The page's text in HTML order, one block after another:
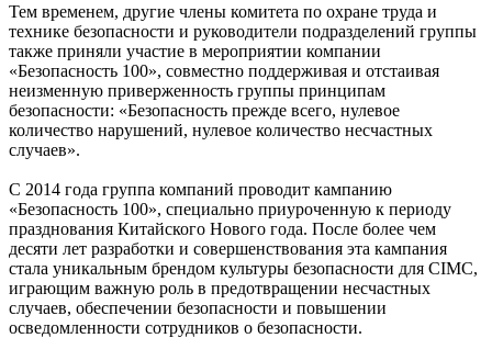
Тем временем, другие члены комитета по охране труда и
технике безопасности и руководители подразделений группы
также приняли участие в мероприятии компании
«Безопасность 100», совместно поддерживая и отстаивая
неизменную приверженность группы принципам
безопасности: «Безопасность прежде всего, нулевое
количество нарушений, нулевое количество несчастных
случаев».
С 2014 года группа компаний проводит кампанию
«Безопасность 100», специально приуроченную к периоду
празднования Китайского Нового года. После более чем
десяти лет разработки и совершенствования эта кампания
стала уникальным брендом культуры безопасности для CIMC,
играющим важную роль в предотвращении несчастных
случаев, обеспечении безопасности и повышении
осведомленности сотрудников о безопасности.